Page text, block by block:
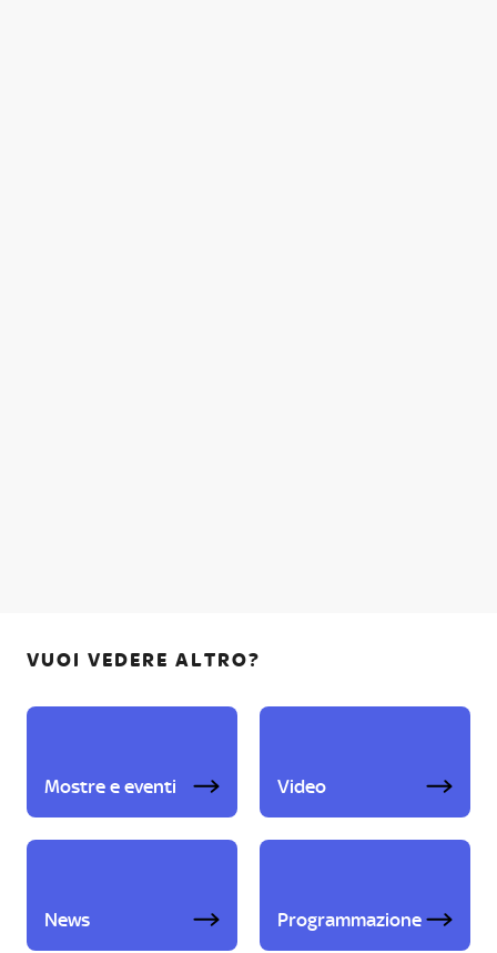
VUOI VEDERE ALTRO?
Mostre e eventi Video
News Programmazione